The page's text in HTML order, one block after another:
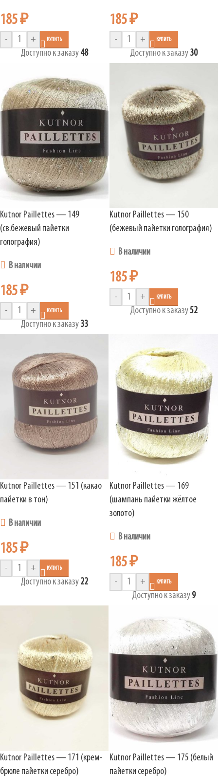
185₽
- + КУПИТЬ
Доступно к заказу 48
185₽
- + КУПИТЬ
Доступно к заказу 30
Kutnor Paillettes — 149
(св.бежевый пайетки
голография)
В наличии
185₽
- + КУПИТЬ
Доступно к заказу 33
Kutnor Paillettes — 150
(бежевый пайетки голография)
В наличии
185₽
- + КУПИТЬ
Доступно к заказу52
Kutnor Paillettes — 151 (какао
пайетки в тон)
В наличии
185₽
- + КУПИТЬ
Доступно к заказу 22
Kutnor Paillettes — 169
(шампань пайетки жёлтое
золото)
В наличии
185₽
- + КУПИТЬ
Доступно к заказу 9
Kutnor Paillettes — 171 (крем-
брюле пайетки серебро)
Kutnor Paillettes — 175 (белый
пайетки серебро)